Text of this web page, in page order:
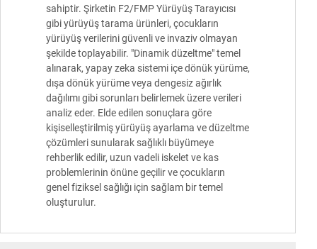
sahiptir. Şirketin F2/FMP Yürüyüş Tarayıcısı
gibi yürüyüş tarama ürünleri, çocukların
yürüyüş verilerini güvenli ve invaziv olmayan
şekilde toplayabilir. "Dinamik düzeltme" temel
alınarak, yapay zeka sistemi içe dönük yürüme,
dışa dönük yürüme veya dengesiz ağırlık
dağılımı gibi sorunları belirlemek üzere verileri
analiz eder. Elde edilen sonuçlara göre
kişiselleştirilmiş yürüyüş ayarlama ve düzeltme
çözümleri sunularak sağlıklı büyümeye
rehberlik edilir, uzun vadeli iskelet ve kas
problemlerinin önüne geçilir ve çocukların
genel fiziksel sağlığı için sağlam bir temel
oluşturulur.